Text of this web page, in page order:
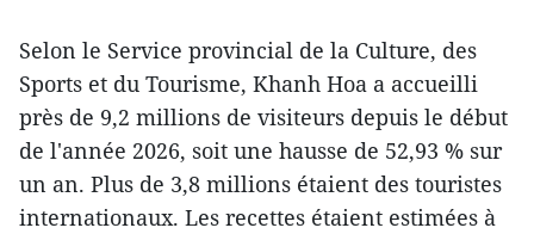
Selon le Service provincial de la Culture, des
Sports et du Tourisme, Khanh Hoa a accueilli
près de 9,2 millions de visiteurs depuis le début
de l'année 2026, soit une hausse de 52,93 % sur
un an. Plus de 3,8 millions étaient des touristes
internationaux. Les recettes étaient estimées à